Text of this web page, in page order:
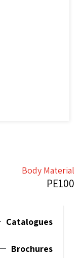
Body Material
PE100
Catalogues
Brochures